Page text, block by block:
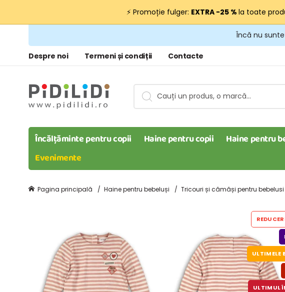
⚡ Promoție fulger: EXTRA −25 % la toate
Încă nu
Despre noi Termeni și condiții Contacte
Încălțăminte pentru copii Haine pentru copii Haine pentru
Evenimente
Pagina principală Haine pentru bebeluși Tricouri și cămăși pentru bebelusi
ULTIMELE
ULTIMUL